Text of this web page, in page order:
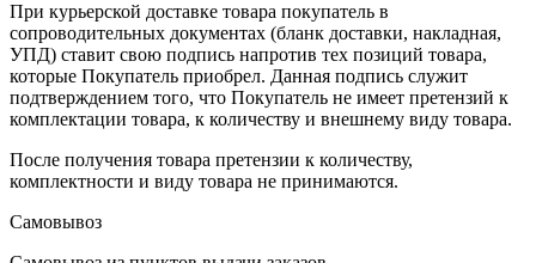
При курьерской доставке товара покупатель в
сопроводительных документах (бланк доставки, накладная,
УПД) ставит свою подпись напротив тех позиций товара,
которые Покупатель приобрел. Данная подпись служит
подтверждением того, что Покупатель не имеет претензий к
комплектации товара, к количеству и внешнему виду товара.
После получения товара претензии к количеству,
комплектности и виду товара не принимаются.
Самовывоз